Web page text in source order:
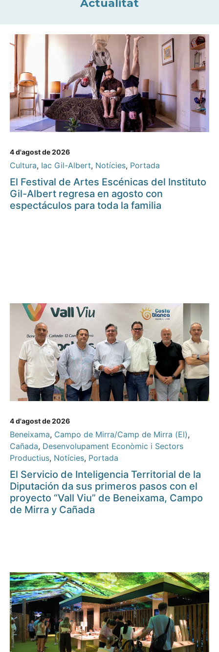
Actualitat
4 d'agost de 2026
Cultura, Iac Gil-Albert, Notícies, Portada
El Festival de Artes Escénicas del Instituto
Gil-Albert regresa en agosto con
espectáculos para toda la familia
4 d'agost de 2026
Beneixama, Campo de Mirra/Camp de Mirra (El),
Cañada, Desenvolupament Econòmic i Sectors
Productius, Notícies, Portada
El Servicio de Inteligencia Territorial de la
Diputación da sus primeros pasos con el
proyecto “Vall Viu” de Beneixama, Campo
de Mirra y Cañada